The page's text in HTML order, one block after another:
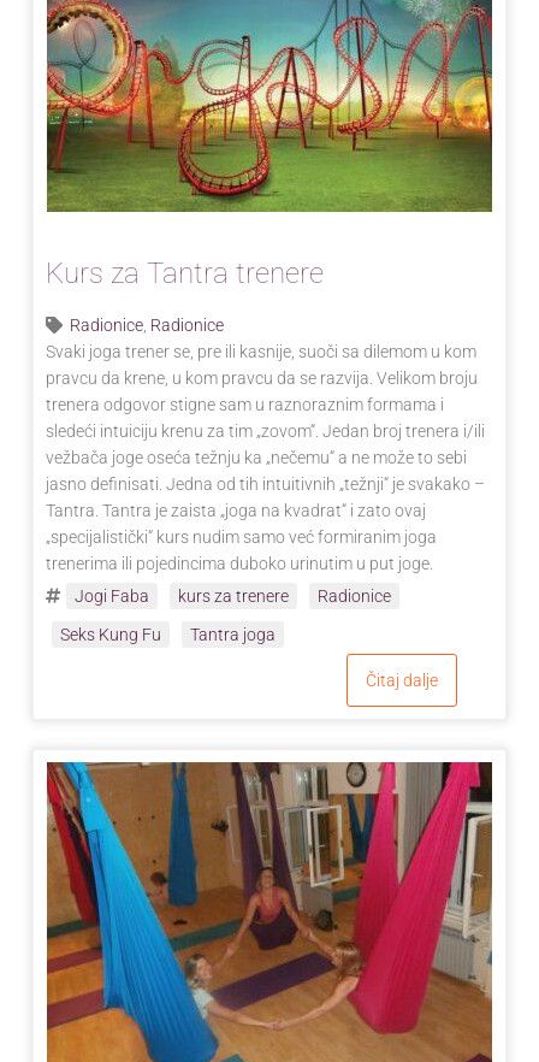
Kurs za Tantra trenere
Radionice Radionice
Svaki joga trener se, pre ili kasnije, suoči sa dilemom u kom
pravcu da krene, u kom pravcu da se razvija. Velikom broju
trenera odgovor stigne sam u raznoraznim formama i
sledeći intuiciju krenu za tim „zovom“. Jedan broj trenera i/ili
vežbača joge oseća težnju ka „nečemu“ a ne može to sebi
jasno definisati. Jedna od tih intuitivnih „težnji“ je svakako –
Tantra. Tantra je zaista „joga na kvadrat“ i zato ovaj
„specijalistički“ kurs nudim samo već formiranim joga
trenerima ili pojedincima duboko urinutim u put joge.
Jogi Faba
kurs za trenere
Radionice
Seks Kung Fu
Tantra joga
Čitaj dalje